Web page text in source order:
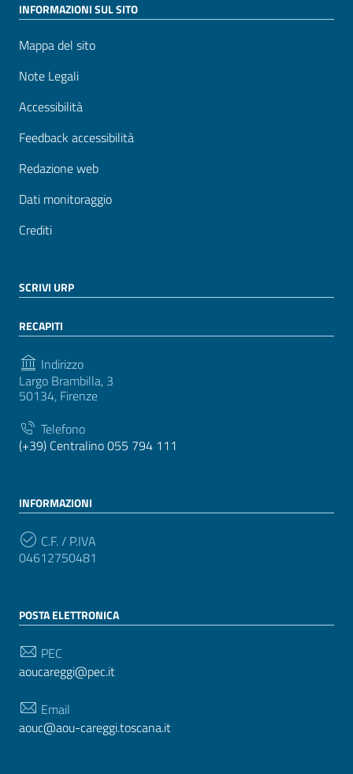
INFORMAZIONI SUL SITO
Mappa del sito
Note Legali
Accessibilità
Feedback accessibilità
Redazione web
Dati monitoraggio
Crediti
SCRIVI URP
RECAPITI
Indirizzo
Largo Brambilla, 3
50134, Firenze
Telefono
(+39) Centralino 055 794 111
INFORMAZIONI
C.F. / P.IVA
04612750481
POSTA ELETTRONICA
PEC
aoucareggi@pec.it
Email
aouc@aou-careggi.toscana.it